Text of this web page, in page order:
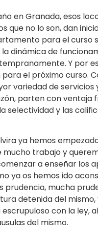
en Granada, esos
que no lo son, dan
para el curso
dinámica de
Y por
el próximo curso.
variedad de
parten con ventaja
selectividad y las
ya hemos
mucho trabajo y
a enseñar los
ya os hemos ido
prudencia, mucha
detenida del
con la ley,
del mismo.